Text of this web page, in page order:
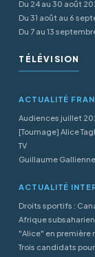
Du 24 au 30 août
Du 31 août au 6
Du 7 au 13
TÉLÉVISION
ACTUALITÉ
Audiences juillet
[Tournage] Alice
TV
Guillaume
ACTUALITÉ
Droits sportifs :
Afrique
"Alice" en première
Trois candidats